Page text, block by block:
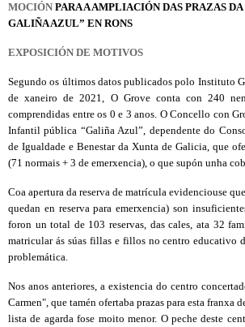
MOCIÓN PARA A AMPLIACIÓN DAS PRAZAS
GALIÑA AZUL” EN RONS
EXPOSICIÓN DE MOTIVOS
Segundo os últimos datos publicados polo Instituto
de xaneiro de 2021, O Grove conta con 240
comprendidas entre os 0 e 3 anos. O Concello con
Infantil pública “Galiña Azul”, dependente do
de Igualdade e Benestar da Xunta de Galicia, que
(71 normais + 3 de emerxencia), o que supón unha
Coa apertura da reserva de matrícula evidenciouse
quedan en reserva para emerxencia) son
foron un total de 103 reservas, das cales, ata 32
matricular ás súas fillas e fillos no centro educativo
problemática.
Nos anos anteriores, a existencia do centro
Carmen", que tamén ofertaba prazas para esta franxa
lista de agarda fose moito menor. O peche deste